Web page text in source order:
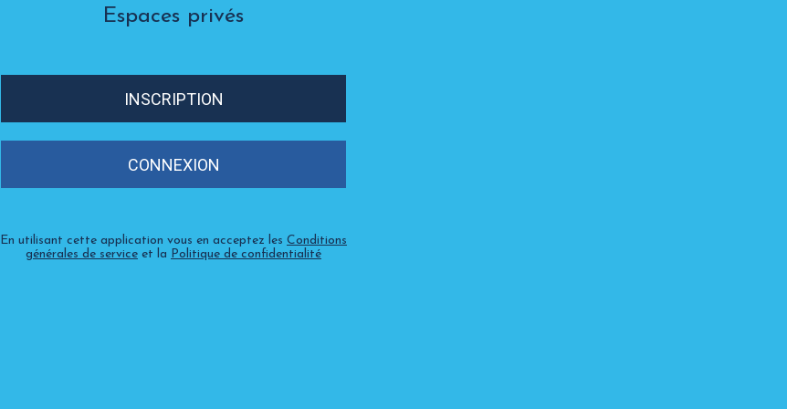
Espaces privés
INSCRIPTION
CONNEXION
En utilisant cette application vous en acceptez les Conditions
générales de service et la Politique de confidentialité